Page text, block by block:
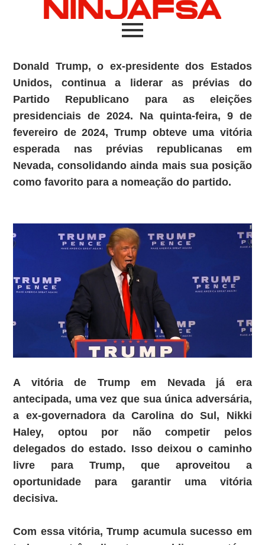
Donald Trump, o ex-presidente dos Estados
Unidos, continua a liderar as prévias do
Partido Republicano para as eleições
presidenciais de 2024. Na quinta-feira, 9 de
fevereiro de 2024, Trump obteve uma vitória
esperada nas prévias republicanas em
Nevada, consolidando ainda mais sua posição
como favorito para a nomeação do partido.
A vitória de Trump em Nevada já era
antecipada, uma vez que sua única adversária,
a ex-governadora da Carolina do Sul, Nikki
Haley, optou por não competir pelos
delegados do estado. Isso deixou o caminho
livre para Trump, que aproveitou a
oportunidade para garantir uma vitória
decisiva.
Com essa vitória, Trump acumula sucesso em